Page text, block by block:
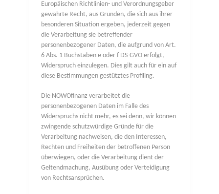
Europäischen Richtlinien- und Verordnungsgeber
gewährte Recht, aus Gründen, die sich aus ihrer
besonderen Situation ergeben, jederzeit gegen
die Verarbeitung sie betreffender
personenbezogener Daten, die aufgrund von Art.
6 Abs. 1 Buchstaben e oder f DS-GVO erfolgt,
Widerspruch einzulegen. Dies gilt auch für ein auf
diese Bestimmungen gestütztes Profiling.
Die NOWOfinanz verarbeitet die
personenbezogenen Daten im Falle des
Widerspruchs nicht mehr, es sei denn, wir können
zwingende schutzwürdige Gründe für die
Verarbeitung nachweisen, die den Interessen,
Rechten und Freiheiten der betroffenen Person
überwiegen, oder die Verarbeitung dient der
Geltendmachung, Ausübung oder Verteidigung
von Rechtsansprüchen.